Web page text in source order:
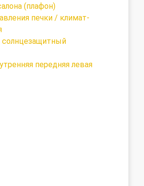
(плафон)
печки / климат-
солнцезащитный
передняя левая